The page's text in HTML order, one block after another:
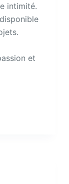
intimité.
et